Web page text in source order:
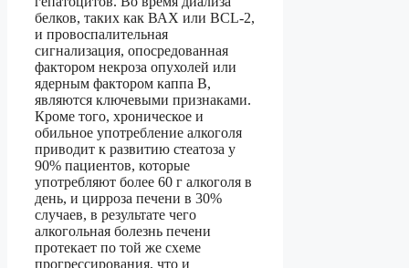
белков, таких как ВАХ или BCL-2,
и провоспалительная
сигнализация, опосредованная
фактором некроза опухолей или
ядерным фактором каппа В,
являются ключевыми признаками.
Кроме того, хроническое и
обильное употребление алкоголя
приводит к развитию стеатоза у
90% пациентов, которые
употребляют более 60 г алкоголя в
день, и цирроза печени в 30%
случаев, в результате чего
алкогольная болезнь печени
протекает по той же схеме
прогрессирования, что и